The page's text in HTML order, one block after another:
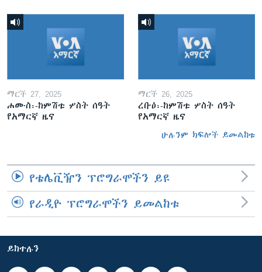
ማርች 27, 2025
ሐሙስ፡-ከምሽቱ ሦስት ሰዓት
የአማርኛ ዜና
ማርች 26, 2025
ረቡዕ፡-ከምሽቱ ሦስት ሰዓት
የአማርኛ ዜና
ሁሉንም ክፍሎች ይመልከቱ
የቴሌቪዥን ፕሮግራሞችን ይዩ
የራዲዮ ፕሮግራሞችን ይመልከቱ
ይከተሉን